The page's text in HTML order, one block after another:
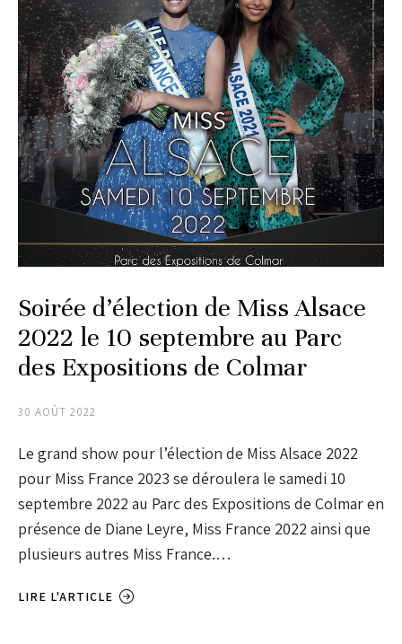
Soirée d’élection de Miss Alsace
2022 le 10 septembre au Parc
des Expositions de Colmar
30 AOÛT 2022
Le grand show pour l’élection de Miss Alsace 2022
pour Miss France 2023 se déroulera le samedi 10
septembre 2022 au Parc des Expositions de Colmar en
présence de Diane Leyre, Miss France 2022 ainsi que
plusieurs autres Miss France.…
LIRE L'ARTICLE